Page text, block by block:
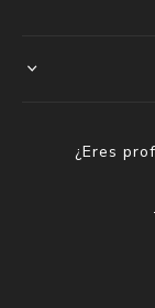
¿Eres